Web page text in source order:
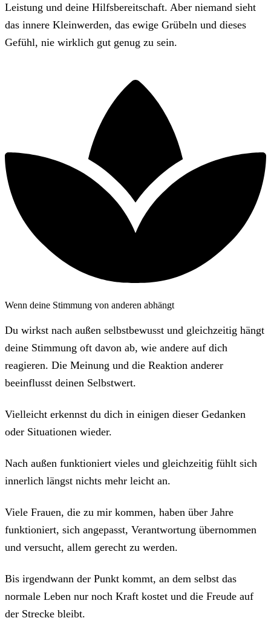
Leistung und deine Hilfsbereitschaft. Aber niemand sieht
das innere Kleinwerden, das ewige Grübeln und dieses
Gefühl, nie wirklich gut genug zu sein.
Wenn deine Stimmung von anderen abhängt
Du wirkst nach außen selbstbewusst und gleichzeitig hängt
deine Stimmung oft davon ab, wie andere auf dich
reagieren. Die Meinung und die Reaktion anderer
beeinflusst deinen Selbstwert.
Vielleicht erkennst du dich in einigen dieser Gedanken
oder Situationen wieder.
Nach außen funktioniert vieles und gleichzeitig fühlt sich
innerlich längst nichts mehr leicht an.
Viele Frauen, die zu mir kommen, haben über Jahre
funktioniert, sich angepasst, Verantwortung übernommen
und versucht, allem gerecht zu werden.
Bis irgendwann der Punkt kommt, an dem selbst das
normale Leben nur noch Kraft kostet und die Freude auf
der Strecke bleibt.